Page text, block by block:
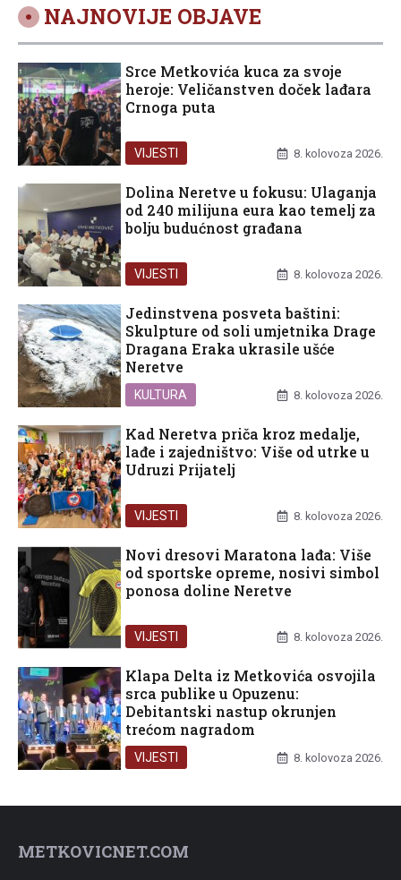
NAJNOVIJE OBJAVE
Srce Metkovića kuca za svoje
heroje: Veličanstven doček lađara
Crnoga puta
VIJESTI 8. kolovoza 2026.
Dolina Neretve u fokusu: Ulaganja
od 240 milijuna eura kao temelj za
bolju budućnost građana
VIJESTI 8. kolovoza 2026.
Jedinstvena posveta baštini:
Skulpture od soli umjetnika Drage
Dragana Eraka ukrasile ušće
Neretve
KULTURA 8. kolovoza 2026.
Kad Neretva priča kroz medalje,
lađe i zajedništvo: Više od utrke u
Udruzi Prijatelj
VIJESTI 8. kolovoza 2026.
Novi dresovi Maratona lađa: Više
od sportske opreme, nosivi simbol
ponosa doline Neretve
VIJESTI 8. kolovoza 2026.
Klapa Delta iz Metkovića osvojila
srca publike u Opuzenu:
Debitantski nastup okrunjen
trećom nagradom
VIJESTI 8. kolovoza 2026.
METKOVICNET.COM